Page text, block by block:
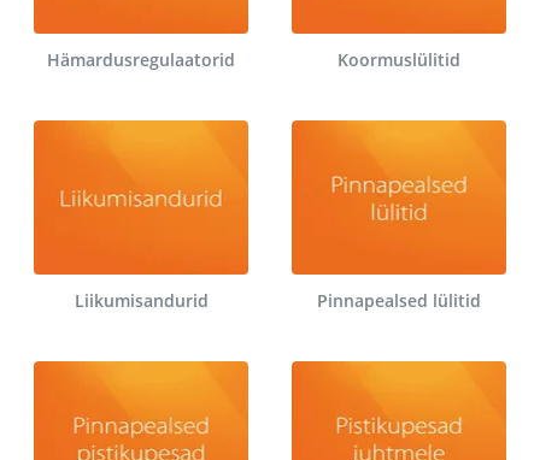
Hämardusregulaatorid Koormuslülitid
Liikumisandurid Pinnapealsed lülitid